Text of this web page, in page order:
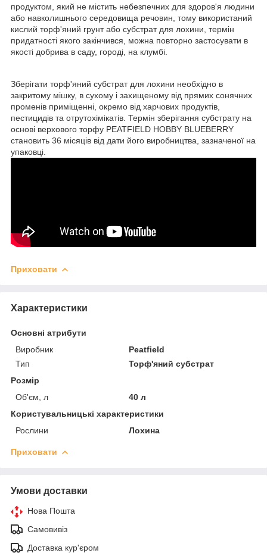
продуктом, який не містить небезпечних для здоров'я людини
або навколишнього середовища речовин, тому використаний
кислий торф'яний грунт або субстрат для лохини, термін
придатності якого закінчився, можна повторно застосувати в
якості добрива в саду, городі, на клумбі.
Зберігати торф'яний субстрат для лохини необхідно в
закритому мішку, в сухому і захищеному від прямих сонячних
променів приміщенні, окремо від харчових продуктів,
пестицидів та отрутохімікатів. Термін зберігання субстрату на
основі верхового торфу PEATFIELD HOBBY BLUEBERRY
становить 36 місяців від дати його виробництва, зазначеної на
упаковці.
Приховати
Характеристики
Основні атрибути
Виробник
Peatfield
Тип
Торф'яний субстрат
Розмір
Об'єм, л
40 л
Користувальницькі характеристики
Рослини
Лохина
Приховати
Умови доставки
Нова Пошта
Самовивіз
Доставка кур'єром